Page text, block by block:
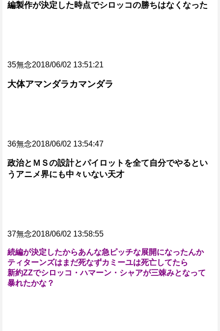
編製作が決定した時点でシロッコの勝ちはなくなった
35無念2018/06/02 13:51:21
大体アマンダラカマンダラ
36無念2018/06/02 13:54:47
政治とＭＳの設計とパイロットを全て自分でやるとい
うアニメ界にも中々いない天才
37無念2018/06/02 13:58:55
続編が決定したからあんな急ピッチな展開になったんか
ティターンズはまだ死なずカミーユは死亡してたら
新約ZZでシロッコ・ハマーン・シャアが三竦みとなって
暴れたかな？